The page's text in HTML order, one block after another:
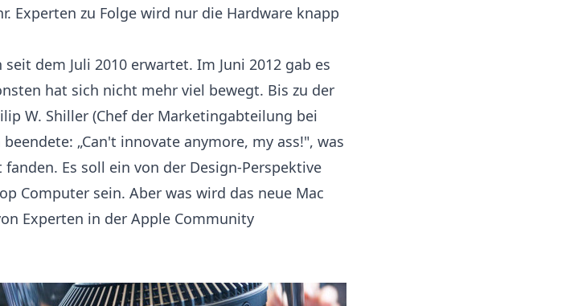
Experten zu Folge wird nur die Hardware knapp
dem Juli 2010 erwartet. Im Juni 2012 gab es
hat sich nicht mehr viel bewegt. Bis zu der
W. Shiller (Chef der Marketingabteilung bei
„Can't innovate anymore, my ass!", was
Es soll ein von der Design-Perspektive
Computer sein. Aber was wird das neue Mac
Experten in der Apple Community